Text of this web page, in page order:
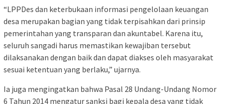
“LPPDes dan keterbukaan informasi pengelolaan keuangan
desa merupakan bagian yang tidak terpisahkan dari prinsip
pemerintahan yang transparan dan akuntabel. Karena itu,
seluruh sangadi harus memastikan kewajiban tersebut
dilaksanakan dengan baik dan dapat diakses oleh masyarakat
sesuai ketentuan yang berlaku,” ujarnya.
Ia juga mengingatkan bahwa Pasal 28 Undang-Undang Nomor
6 Tahun 2014 mengatur sanksi bagi kepala desa yang tidak